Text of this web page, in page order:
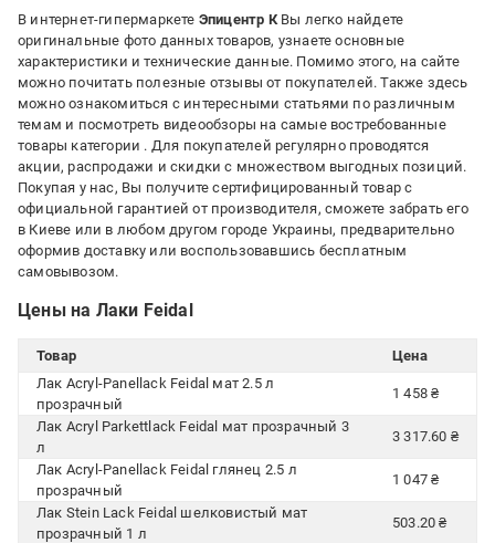
В интернет-гипермаркете Эпицентр КВы легко найдете
оригинальные фото данных товаров, узнаете основные
характеристики и технические данные. Помимо этого, на сайте
можно почитать полезные отзывы от покупателей. Также здесь
можно ознакомиться с интересными статьями по различным
темам и посмотреть видеообзоры на самые востребованные
товары категории . Для покупателей регулярно проводятся
акции, распродажи и скидки с множеством выгодных позиций.
Покупая у нас, Вы получите сертифицированный товар с
официальной гарантией от производителя, сможете забрать его
в Киеве или в любом другом городе Украины, предварительно
оформив доставку или воспользовавшись бесплатным
самовывозом.
Цены на Лаки Feidal
Товар
Цена
Лак Acryl-Panellack Feidal мат 2.5 л
прозрачный
1 458 ₴
Лак Acryl Parkettlack Feidal мат прозрачный 3
л
3 317.60 ₴
Лак Acryl-Panellack Feidal глянец 2.5 л
прозрачный
1 047 ₴
Лак Stein Lack Feidal шелковистый мат
прозрачный 1 л
503.20 ₴